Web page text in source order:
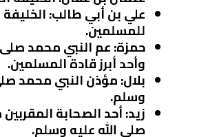
علي بن أبي طالب: الخليفة
للمسلمين.
حمزة: عم النبي محمد
وأحد أبرز قادة المسلمين.
بلال: مؤذن النبي محمد
وسلم.
زيد: أحد الصحابة
صلى الله عليه وسلم.